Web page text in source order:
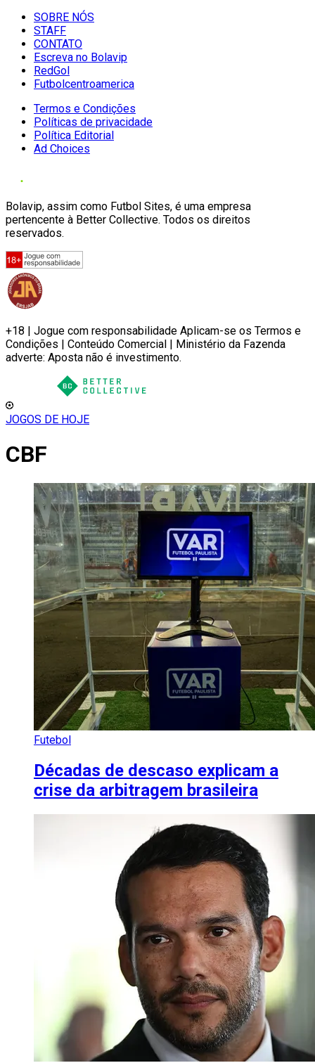
SOBRE NÓS
STAFF
CONTATO
Escreva no Bolavip
RedGol
Futbolcentroamerica
Termos e Condições
Políticas de privacidade
Política Editorial
Ad Choices
Bolavip, assim como Futbol Sites, é uma empresa
pertencente à Better Collective. Todos os direitos
reservados.
+18 | Jogue com responsabilidade Aplicam-se os Termos e
Condições | Conteúdo Comercial | Ministério da Fazenda
adverte: Aposta não é investimento.
JOGOS DE HOJE
CBF
Futebol
Décadas de descaso explicam a
crise da arbitragem brasileira